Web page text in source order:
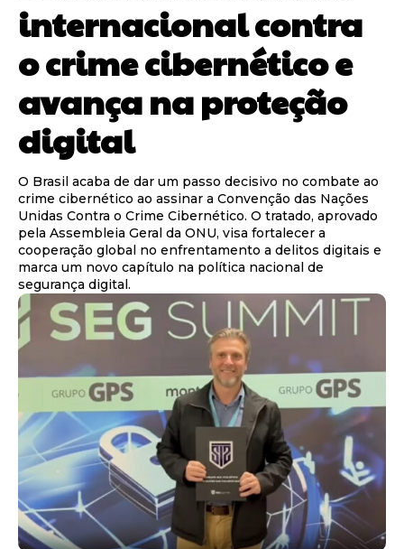
internacional contra
o crime cibernético e
avança na proteção
digital
O Brasil acaba de dar um passo decisivo no combate ao
crime cibernético ao assinar a Convenção das Nações
Unidas Contra o Crime Cibernético. O tratado, aprovado
pela Assembleia Geral da ONU, visa fortalecer a
cooperação global no enfrentamento a delitos digitais e
marca um novo capítulo na política nacional de
segurança digital.